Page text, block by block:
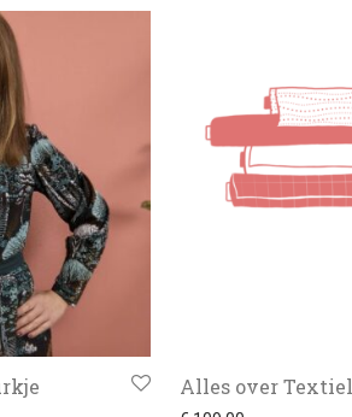
Alles over Textiel